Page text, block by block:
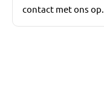
contact met ons op.